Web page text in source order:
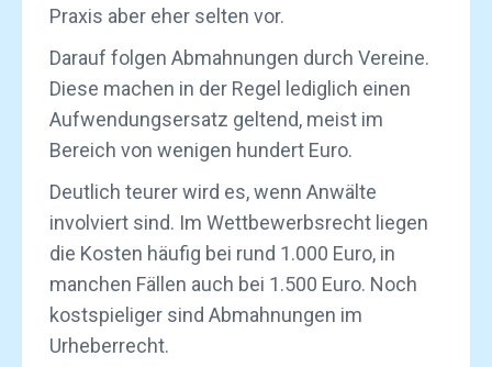
Praxis aber eher selten vor.
Darauf folgen Abmahnungen durch Vereine.
Diese machen in der Regel lediglich einen
Aufwendungsersatz geltend, meist im
Bereich von wenigen hundert Euro.
Deutlich teurer wird es, wenn Anwälte
involviert sind. Im Wettbewerbsrecht liegen
die Kosten häufig bei rund 1.000 Euro, in
manchen Fällen auch bei 1.500 Euro. Noch
kostspieliger sind Abmahnungen im
Urheberrecht.